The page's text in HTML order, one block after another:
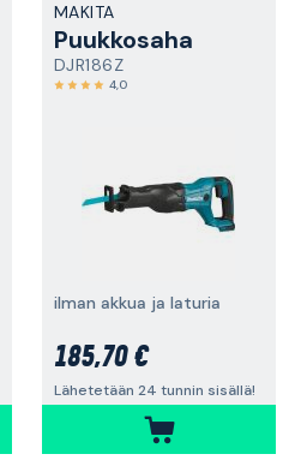
MAKITA
Puukkosaha
DJR186Z
4,0
ilman akkua ja laturia
185,70 €
Lähetetään 24 tunnin sisällä!